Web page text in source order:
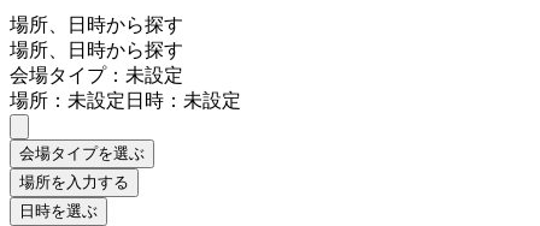
場所、日時から探す
場所、日時から探す
会場タイプ：未設定
場所：未設定日時：未設定
会場タイプを選ぶ
場所を入力する
日時を選ぶ